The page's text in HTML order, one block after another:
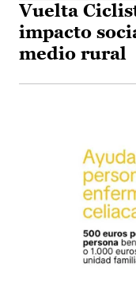
Vuelta
impacto
medio rural